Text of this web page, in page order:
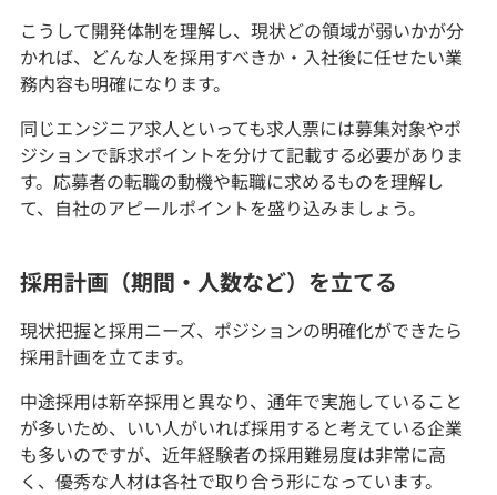
こうして開発体制を理解し、現状どの領域が弱いかが分
かれば、どんな人を採用すべきか・入社後に任せたい業
務内容も明確になります。
同じエンジニア求人といっても求人票には募集対象やポ
ジションで訴求ポイントを分けて記載する必要がありま
す。応募者の転職の動機や転職に求めるものを理解し
て、自社のアピールポイントを盛り込みましょう。
採用計画（期間・人数など）を立てる
現状把握と採用ニーズ、ポジションの明確化ができたら
採用計画を立てます。
中途採用は新卒採用と異なり、通年で実施していること
が多いため、いい人がいれば採用すると考えている企業
も多いのですが、近年経験者の採用難易度は非常に高
く、優秀な人材は各社で取り合う形になっています。